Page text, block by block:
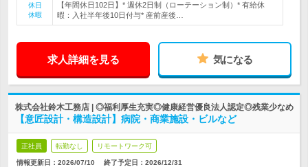
休日
休暇
【年間休日102日】* 週休2日制（ローテーション制）* 有給休
暇：入社半年後10日付与* 産前産後…
求人詳細を見る 気になる
株式会社鈴木工務店 | ◎福利厚生充実◎健康経営優良法人認定◎残業少なめ
【意匠設計・構造設計】病院・商業施設・ビルなど
正社員 転勤なし リモートワーク可
情報更新日：2026/07/10 終了予定日： 2026/12/31